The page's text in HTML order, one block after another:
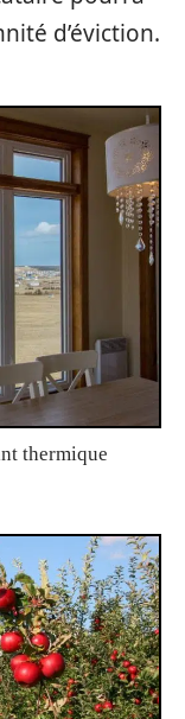
d’éviction.
thermique